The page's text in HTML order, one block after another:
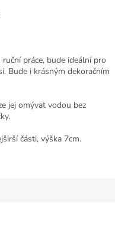
práce, bude ideální pro
Bude i krásným dekoračním
jej omývat vodou bez
části, výška 7cm.